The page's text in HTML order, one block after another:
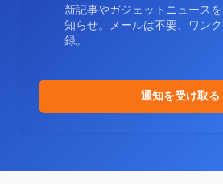
新記事やガジェットニュース
知らせ。メールは不要、ワン
録。
通知を受け取る